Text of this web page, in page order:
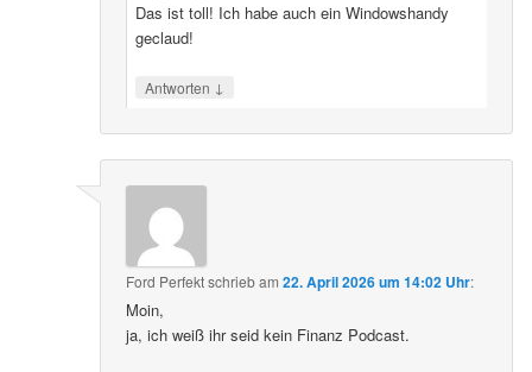
Das ist toll! Ich habe auch ein Windowshandy
geclaud!
Antworten ↓
Ford Perfektschriebam22. April 2026 um 14:02 Uhr:
Moin,
ja, ich weiß ihr seid kein Finanz Podcast.